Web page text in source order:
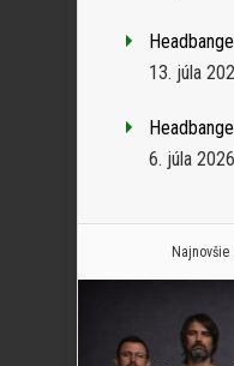
13. júla
6. júla 2026